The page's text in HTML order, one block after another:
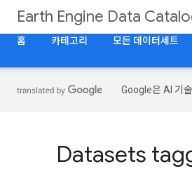
Earth Engine Data
홈
카테고리 모든 데이터세트
Google은 AI 기
Datasets